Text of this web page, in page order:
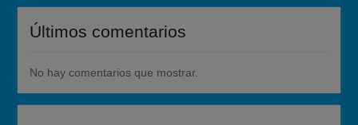
Últimos comentarios
No hay comentarios que mostrar.